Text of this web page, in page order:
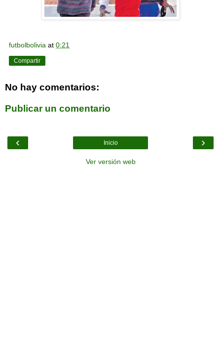
futbolbolivia at 0:21
Compartir
No hay comentarios:
Publicar un comentario
‹ ›
Inicio
Ver versión web